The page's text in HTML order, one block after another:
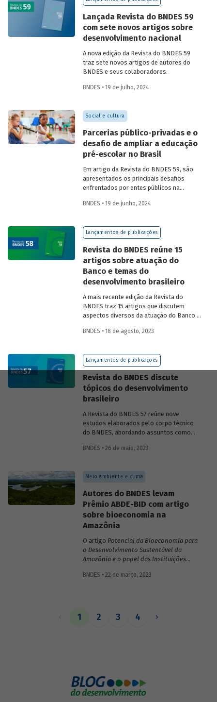
Lançada Revista do BNDES 59
com sete novos artigos sobre
desenvolvimento nacional
A nova edição da Revista do BNDES 59
traz sete novos artigos de autores do
BNDES e seus colaboradores.
BNDES • 19 de julho, 2024
Social e cultura
Parcerias público-privadas e o
desafio de ampliar a educação
pré-escolar no Brasil
Em artigo da Revista do BNDES 59, são
apresentados os principais desafios
enfrentados por entes públicos na
como aprendizados e possíveis soluções
na experiência das equipes do BNDES.
BNDES • 19 de junho, 2024
Lançamentos de publicações
Revista do BNDES reúne 15
artigos sobre atuação do
Banco e temas do
desenvolvimento brasileiro
A mais recente edição da Revista do
BNDES traz 15 artigos que discutem
aspectos diversos da atuação do Banco e
nacional.
BNDES • 18 de agosto, 2023
Lançamentos de publicações
Revista do BNDES discute
tópicos do desenvolvimento
brasileiro
A Revista do BNDES 57 reúne nove
estudos elaborados pelo corpo técnico
do BNDES, abordando assuntos como
saúde no território da Amazônia Legal,
BNDES • 26 de maio, 2023
Meio ambiente e clima
Autores do BNDES levam
Prêmio ABDE-BID com artigo
sobre bioeconomia na
Amazônia
O artigo Potencial da Bioeconomia para
o Desenvolvimento Sustentável da
Amazônia e o papel das Instituições
Leonardo Pamplona, Nabil Kadri e Julio
sustentável, inclusivo e inovativo” do
BNDES • 22 de março, 2023
1 2 3 4